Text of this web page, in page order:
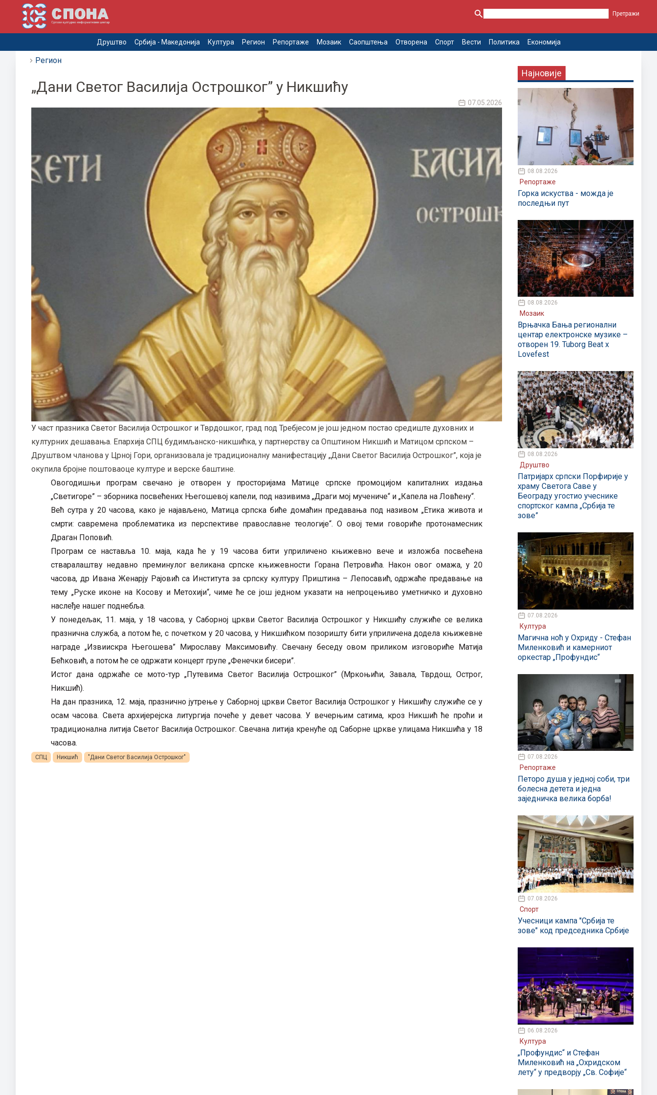
Друштво Србија - Македонија Култура Регион Репортаже Мозаик Саопштења Отворена Спорт Вести Политика Економија
Регион
„Дани Светог Василија Острошког” у Никшићу
07.05.2026
У част празника Светог Василија Острошког и Тврдошког, град под Требјесом је још једном постао средиште духовних и
културних дешавања. Епархија СПЦ будимљанско-никшићка, у партнерству са Општином Никшић и Матицом српском –
Друштвом чланова у Црној Гори, организовала је традиционалну манифестацију „Дани Светог Василија Острошког”, која је
окупила бројне поштоваоце културе и верске баштине.
Овогодишњи програм свечано је отворен у просторијама Матице српске промоцијом капиталних издања
„Светигоре” – зборника посвећених Његошевој капели, под називима „Драги мој мучениче“ и „Капела на Ловћену“.
Већ сутра у 20 часова, како је најављено, Матица српска биће домаћин предавања под називом „Етика живота и
смрти: савремена проблематика из перспективе православне теологије“. О овој теми говориће протонамесник
Драган Поповић.
Програм се наставља 10. маја, када ће у 19 часова бити уприличено књижевно вече и изложба посвећена
стваралаштву недавно преминулог великана српске књижевности Горана Петровића. Након овог омажа, у 20
часова, др Ивана Женарју Рајовић са Института за српску културу Приштина – Лепосавић, одржаће предавање на
тему „Руске иконе на Косову и Метохији“, чиме ће се још једном указати на непроцењиво уметничко и духовно
наслеђе нашег поднебља.
У понедељак, 11. маја, у 18 часова, у Саборној цркви Светог Василија Острошког у Никшићу служиће се велика
празнична служба, а потом ће, с почетком у 20 часова, у Никшићком позоришту бити уприличена додела књижевне
награде „Извиискра Његошева” Мирославу Максимовићу. Свечану беседу овом приликом изговориће Матија
Бећковић, а потом ће се одржати концерт групе „Фенечки бисери”.
Истог дана одржаће се мото-тур „Путевима Светог Василија Острошког” (Мркоњићи, Завала, Тврдош, Острог,
Никшић).
На дан празника, 12. маја, празнично јутрење у Саборној цркви Светог Василија Острошког у Никшићу служиће се у
осам часова. Света архијерејска литургија почеће у девет часова. У вечерњим сатима, кроз Никшић ће проћи и
традиционална литија Светог Василија Острошког. Свечана литија кренуће од Саборне цркве улицама Никшића у 18
часова.
СПЦ Никшић "Дани Светог Василија Острошког"
Најновије
08.08.2026
Репортаже
Горка искуства - можда је
последњи пут
08.08.2026
Мозаик
Врњачка Бања регионални
центар електронске музике –
отворен 19. Tuborg Beat x
Lovefest
08.08.2026
Друштво
Патријарх српски Порфирије у
храму Светога Саве у
Београду угостио учеснике
спортског кампа „Србија те
зове”
07.08.2026
Култура
Магична ноћ у Охриду - Стефан
Миленковић и камерниот
оркестар „Профундис“
07.08.2026
Репортаже
Петоро душа у једној соби, три
болесна детета и једна
заједничка велика борба!
07.08.2026
Спорт
Учесници кампа "Србија те
зове" код председника Србије
06.08.2026
Култура
„Профундис“ и Стефан
Миленковић на „Охридском
лету“ у предворју „Св. Софије“